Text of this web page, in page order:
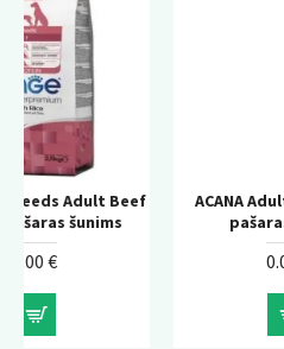
ACANA Adult Dog sausas
pašaras šunims